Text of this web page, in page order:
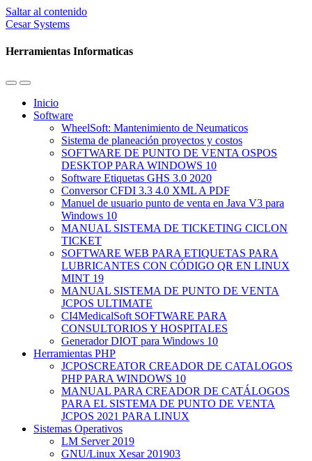
Saltar al contenido
Cesar Systems
Herramientas Informaticas
Alternar
menú
móvil
Alternar
campo
de
búsqueda
Inicio
Software
WheelSoft: Mantenimiento de Neumaticos
Sistema de planeación proyectos y costos
SOFTWARE DE PUNTO DE VENTA OSPOS
DESKTOP PARA WINDOWS 10
Software Etiquetas GHS 3.0 2020
Conversor CFDI 3.3 4.0 XML A PDF
Manuel de usuario punto de venta en Java V3 para
Windows 10
MANUAL SISTEMA DE TICKETING CICLON
TICKET
SOFTWARE WEB PARA ETIQUETAS PARA
LUBRICANTES CON CÓDIGO QR EN LINUX
MINT 19
MANUAL SISTEMA DE PUNTO DE VENTA
JCPOS ULTIMATE
CI4MedicalSoft SOFTWARE PARA
CONSULTORIOS Y HOSPITALES
Generador DIOT para Windows 10
Herramientas PHP
JCPOSCREATOR CREADOR DE CATALOGOS
PHP PARA WINDOWS 10
MANUAL PARA CREADOR DE CATÁLOGOS
PARA EL SISTEMA DE PUNTO DE VENTA
JCPOS 2021 PARA LINUX
Sistemas Operativos
LM Server 2019
GNU/Linux Xesar 201903